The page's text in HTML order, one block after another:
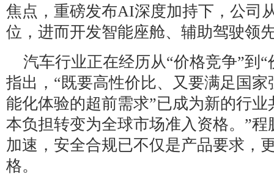
焦点，重磅发布AI深度加持下，公司
位，进而开发智能座舱、辅助驾驶领
汽车行业正在经历从“价格竞争”到
指出，“既要高性价比、又要满足国
能化体验的超前需求”已成为新的行
本负担转变为全球市场准入资格。”
加速，安全合规已不仅是产品要求，
格。